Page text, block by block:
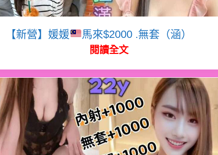
【新營】媛媛 馬來$2000 .無套（涵）
閱讀全文